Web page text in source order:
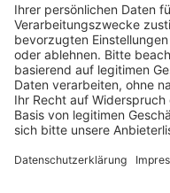
gebildet.
Veröffentlicht:Montag,
Anzeige
und den Wald